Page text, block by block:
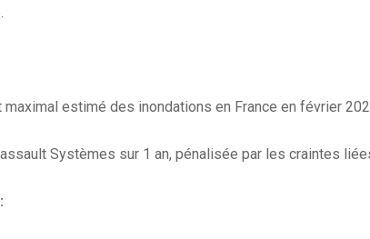
maximal estimé des inondations en France en février
Systèmes sur 1 an, pénalisée par les craintes